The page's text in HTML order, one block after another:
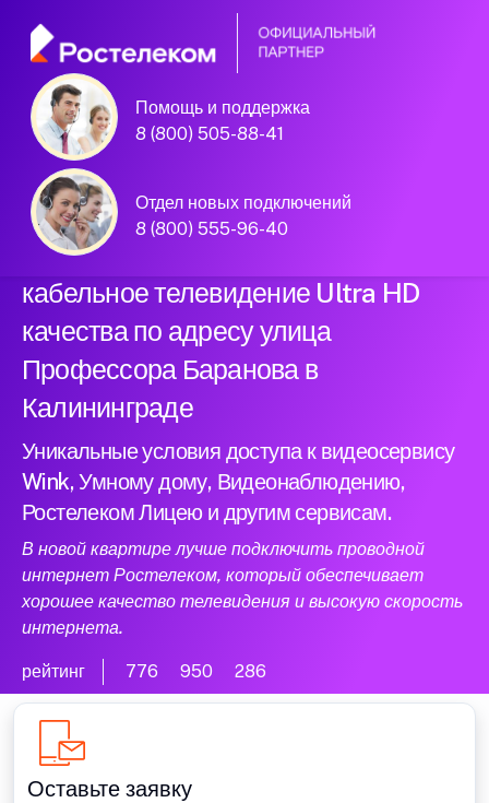
Помощь и поддержка
8 (800) 505-88-41
Отдел новых подключений
8 (800) 555-96-40
Официальный
партнер Ростелеком
Подключили новый интернет и
кабельное телевидение Ultra HD
качества по адресу улица
Профессора Баранова в
Калининграде
Уникальные условия доступа к видеосервису
Wink, Умному дому, Видеонаблюдению,
Ростелеком Лицею и другим сервисам.
В новой квартире лучше подключить проводной
интернет Ростелеком, который обеспечивает
хорошее качество телевидения и высокую скорость
интернета.
рейтинг 776 950 286
Оставьте заявку